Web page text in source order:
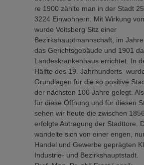
re 1900 zählte man in der Stadt
3224 Einwoh­nern. Mit Wirkung
wurde Voitsberg Sitz ei­ner
Bezirkshauptmannschaft, im
das Gerichtsgebäude und 1901
Landeskrankenhaus errichtet. In
Hälfte des 19. Jahrhunderts
Grundlagen für die so positive
der nächsten 100 Jahre gelegt.
für diese Öffnung und für diesen
sehen wir heute die zwischen
erfolgte Abtragung der Stadttore.
wandelte sich von einer engen,
Handel und Gewer­be geprägten
Industrie- und Be­zirkshauptstadt.